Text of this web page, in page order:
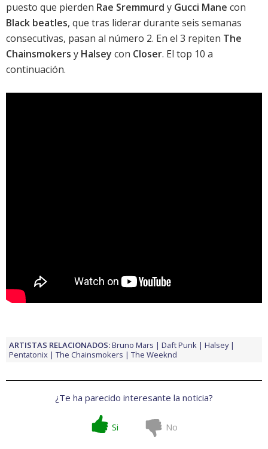
puesto que pierden Rae Sremmurd y Gucci Mane con
Black beatles, que tras liderar durante seis semanas
consecutivas, pasan al número 2. En el 3 repiten The
Chainsmokers y Halsey con Closer. El top 10 a
continuación.
ARTISTAS RELACIONADOS:Bruno Mars Daft Punk
Halsey
Pentatonix
The Chainsmokers The Weeknd
¿Te ha parecido interesante la noticia?
Si No